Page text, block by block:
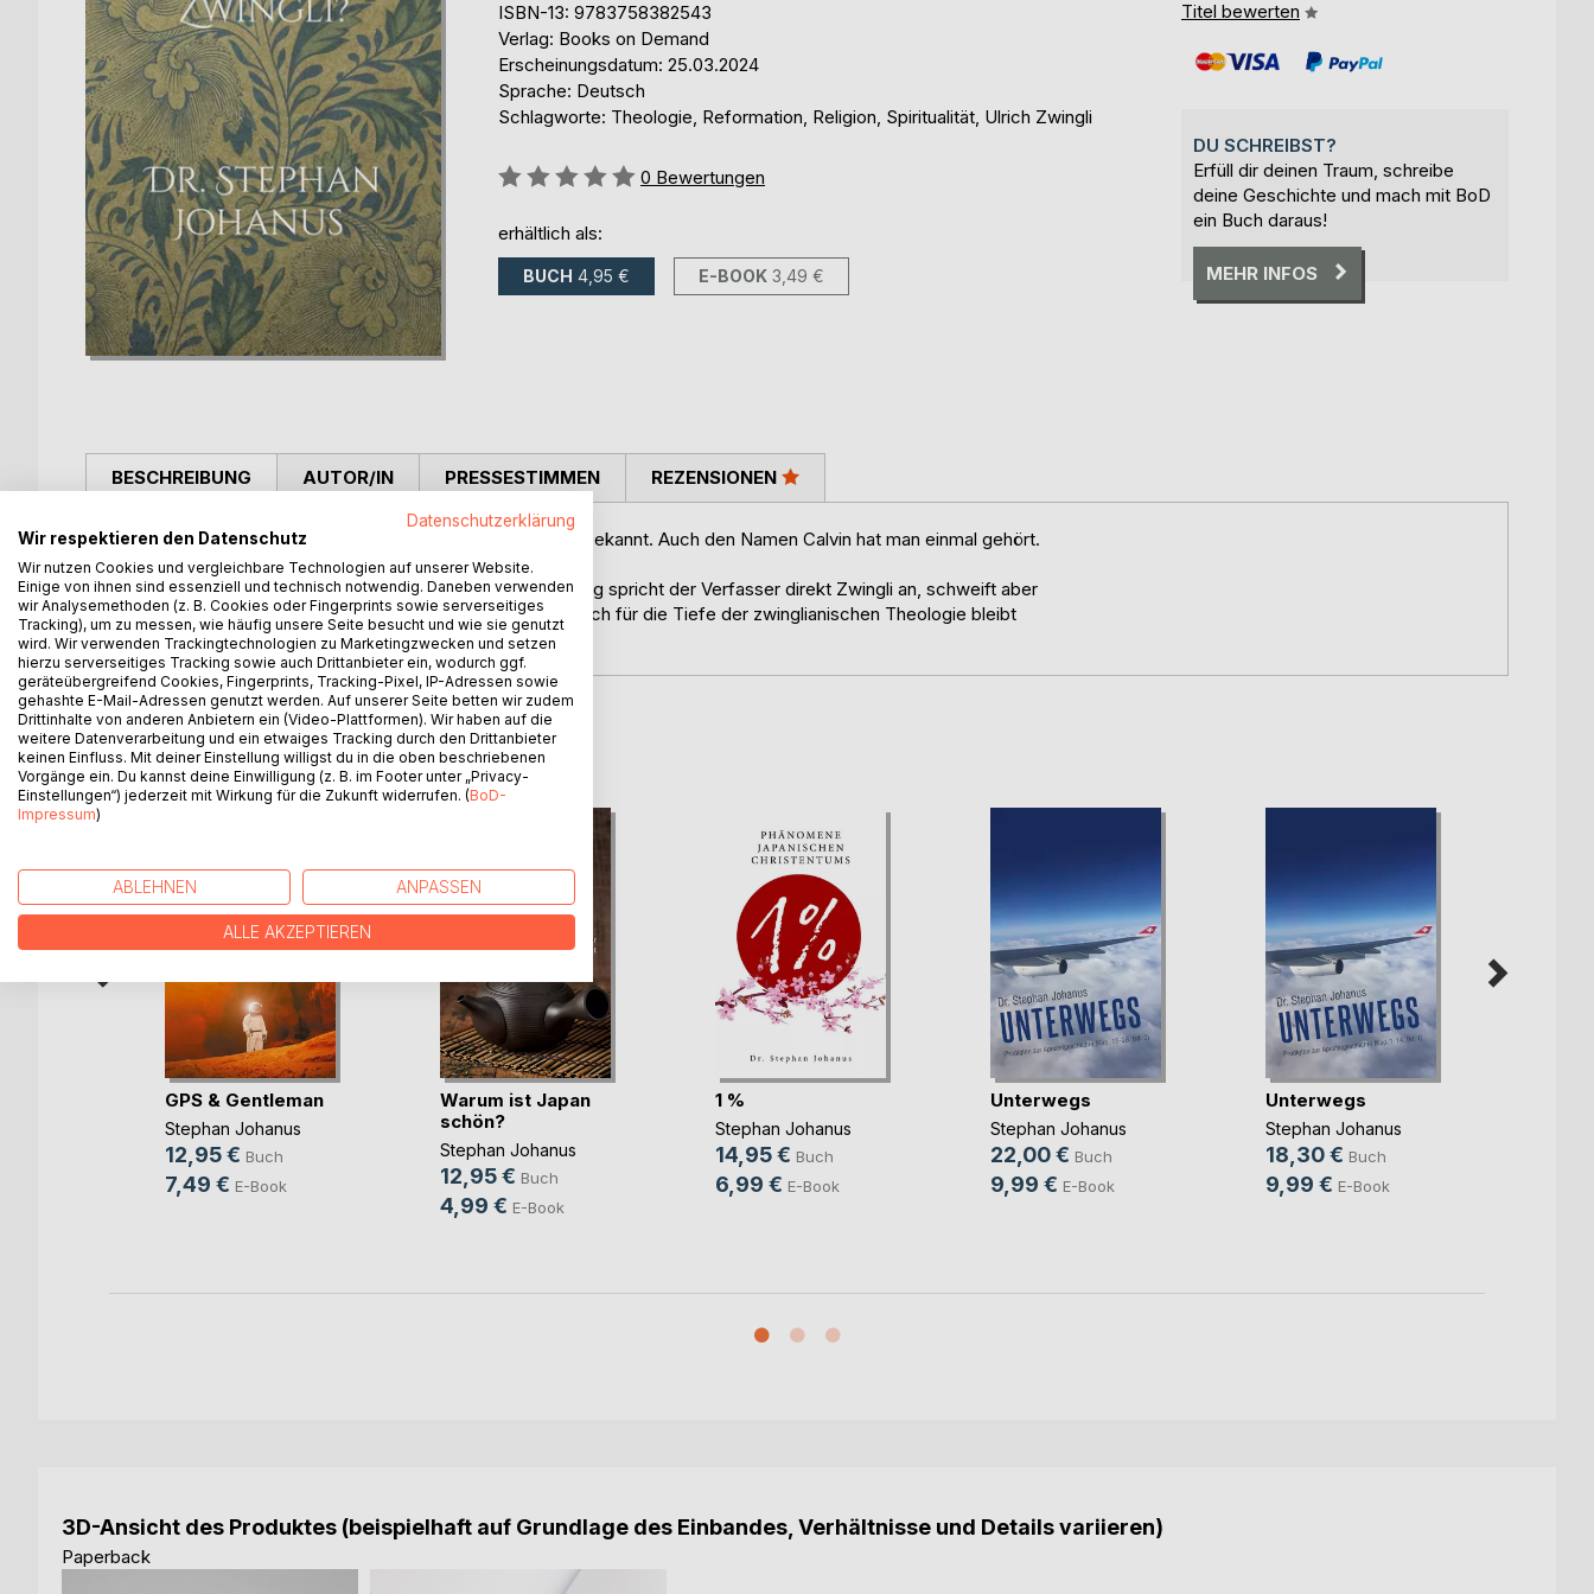
ISBN-13: 9783758382543
Verlag: Books on Demand
Erscheinungsdatum: 25.03.2024
Sprache: Deutsch
Schlagworte: Theologie, Reformation, Religion, Spiritualität, Ulrich Zwingli
Bewertung::
0 Bewertungen
erhältlich als:
BUCH 4,95 € E-BOOK 3,49 €
Titel bewerten
DU SCHREIBST?
Erfüll dir deinen Traum, schreibe
deine Geschichte und mach mit BoD
ein Buch daraus!
MEHR INFOS
BESCHREIBUNG
Was wollte eigentlich Zwingli? Über Luther ist so einiges bekannt. Auch den Namen Calvin hat man einmal gehört.
Aber was wollte eigentlich Zwingli?
Zwinglis Biografie und Theologie im Zeitraffer. Als Monolog spricht der Verfasser direkt Zwingli an, schweift aber
immer wieder in die Geschichte und Theologie zurück. Auch für die Tiefe der zwinglianischen Theologie bleibt
etwas Raum.
AUTOR/IN PRESSESTIMMEN REZENSIONEN
WEITERE TITEL BEIBoD
GPS & Gentleman
Stephan Johanus
12,95 € Buch
7,49 € E-Book
Warum ist Japan
schön?
Stephan Johanus
12,95 € Buch
4,99 € E-Book
1 %
Stephan Johanus
14,95 € Buch
6,99 € E-Book
Unterwegs
Stephan Johanus
22,00 € Buch
9,99 € E-Book
Unterwegs
Stephan Johanus
18,30 € Buch
9,99 € E-Book
3D-Ansicht des Produktes (beispielhaft auf Grundlage des Einbandes, Verhältnisse und Details variieren)
Paperback
Datenschutzerklärung
Wir respektieren den Datenschutz
Wir nutzen Cookies und vergleichbare Technologien auf unserer Website.
Einige von ihnen sind essenziell und technisch notwendig. Daneben verwenden
wir Analysemethoden (z. B. Cookies oder Fingerprints sowie serverseitiges
Tracking), um zu messen, wie häufig unsere Seite besucht und wie sie genutzt
wird. Wir verwenden Trackingtechnologien zu Marketingzwecken und setzen
hierzu serverseitiges Tracking sowie auch Drittanbieter ein, wodurch ggf.
geräteübergreifend Cookies, Fingerprints, Tracking-Pixel, IP-Adressen sowie
gehashte E-Mail-Adressen genutzt werden. Auf unserer Seite betten wir zudem
Drittinhalte von anderen Anbietern ein (Video-Plattformen). Wir haben auf die
weitere Datenverarbeitung und ein etwaiges Tracking durch den Drittanbieter
keinen Einfluss. Mit deiner Einstellung willigst du in die oben beschriebenen
Vorgänge ein. Du kannst deine Einwilligung (z. B. im Footer unter „Privacy-
Einstellungen“) jederzeit mit Wirkung für die Zukunft widerrufen. (BoD-
Impressum)
ABLEHNEN ANPASSEN
ALLE AKZEPTIEREN